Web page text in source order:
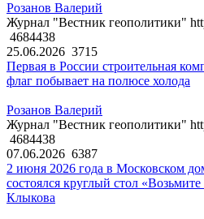
Розанов Валерий
Журнал "Вестник геополитики"
4684438
25.06.2026 3715
Первая в России строительная
флаг побывает на полюсе холода
Розанов Валерий
Журнал "Вестник геополитики"
4684438
07.06.2026 6387
2 июня 2026 года в Московском
состоялся круглый стол
Клыкова